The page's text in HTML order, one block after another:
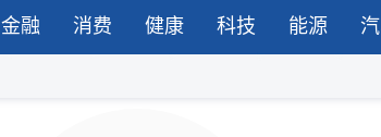
金融 消费 健康 科技 能源